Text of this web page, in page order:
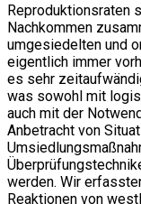
Reproduktionsraten
Nachkommen
umgesiedelten und
eigentlich immer
es sehr
was sowohl mit
auch mit der
Anbetracht von
werden. Wir
Reaktionen von